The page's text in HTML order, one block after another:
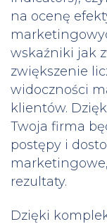
na ocenę
wskaźniki jak
zwiększenie
widoczności
klientów.
Twoja firma
postępy i
rezultaty.
Dzięki